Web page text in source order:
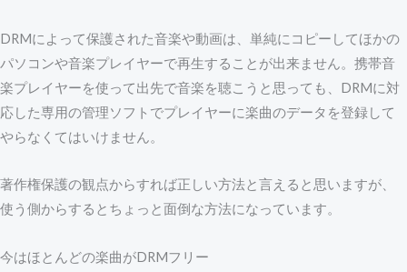
DRMによって保護された音楽や動画は、単純にコピーしてほかの
パソコンや音楽プレイヤーで再生することが出来ません。携帯音
楽プレイヤーを使って出先で音楽を聴こうと思っても、DRMに対
応した専用の管理ソフトでプレイヤーに楽曲のデータを登録して
やらなくてはいけません。
著作権保護の観点からすれば正しい方法と言えると思いますが、
使う側からするとちょっと面倒な方法になっています。
今はほとんどの楽曲がDRMフリー